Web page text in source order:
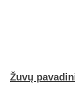
Žuvų